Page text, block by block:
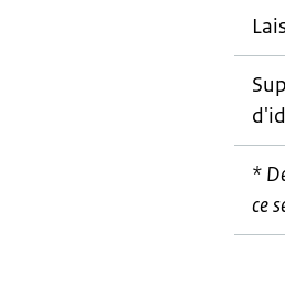
*
ce